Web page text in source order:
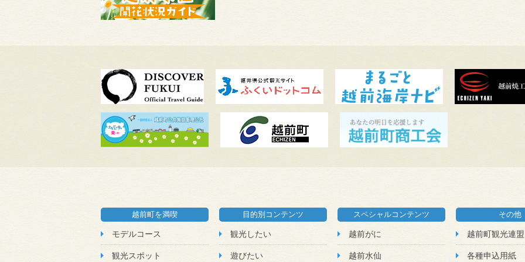
越前町を満喫
モデルコース
観光スポット
目的別コンテンツ
観光したい
遊びたい
スペシャルコンテンツ
越前がに
越前水仙
その他
越前町観光連
各種申込用紙